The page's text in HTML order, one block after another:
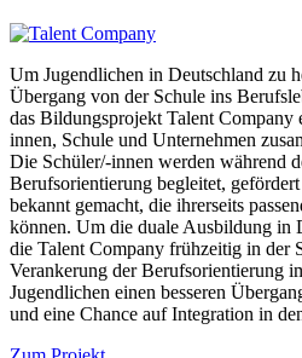
Um Jugendlichen in Deutschland zu
Übergang von der Schule ins
das Bildungsprojekt Talent Company
innen, Schule und Unternehmen
Die Schüler/-innen werden während
Berufsorientierung begleitet,
bekannt gemacht, die ihrerseits
können. Um die duale Ausbildung in
die Talent Company frühzeitig in der
Verankerung der Berufsorientierung
Jugendlichen einen besseren
und eine Chance auf Integration in